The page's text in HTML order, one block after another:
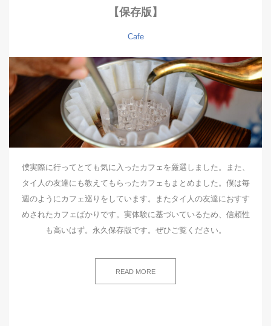
【保存版】
Cafe
僕実際に行ってとても気に入ったカフェを厳選しました。また、
タイ人の友達にも教えてもらったカフェもまとめました。僕は毎
週のようにカフェ巡りをしています。またタイ人の友達におすす
めされたカフェばかりです。実体験に基づいているため、信頼性
も高いはず。永久保存版です。ぜひご覧ください。
READ MORE